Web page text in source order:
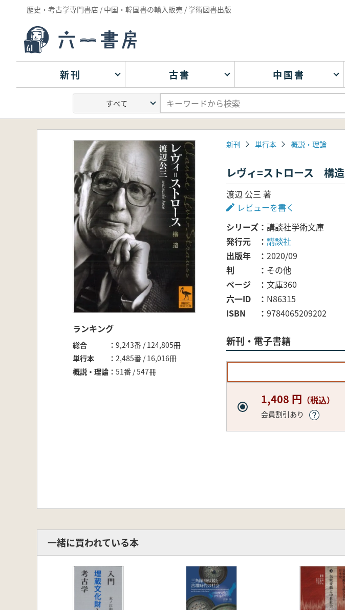
歴史・考古学専門書店 / 中国・韓国書の輸入販売 / 学術図書出版
新刊 古書 中国書
ランキング
総合
9,243番 / 124,805冊
単行本
2,485番 / 16,016冊
概説・理論
51番 / 547冊
新刊 単行本 概説・理論
レヴィ=ストロース 構造
渡辺 公三 著
レビューを書く
シリーズ
講談社学術文庫
発行元
講談社
出版年
2020/09
判
その他
ページ
文庫360
六一ID
N86315
ISBN
9784065209202
新刊・電子書籍
1,408 円 （税込）
会員割引あり
一緒に買われている本